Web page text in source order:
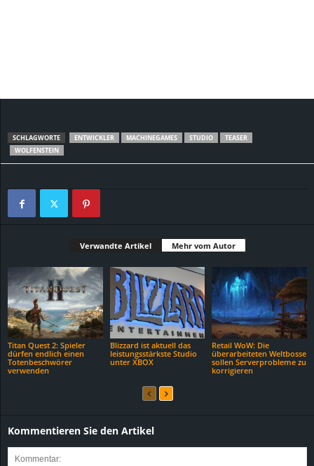
SCHLAGWORTE ENTWICKLER MACHINEGAMES STUDIO
TEASER
WOLFENSTEIN
Verwandte Artikel Mehr vom Autor
Titan Quest 2: Spieler
dürfen endlich einen
Totenbeschwörer
verwenden
Blizzard ist aktuell das
leistungsstärkste Studio
unter XBOX
Retail WoW: Die
überarbeiteten Weltbosse
sollen Serverprobleme zu
korrigieren
Kommentieren Sie den Artikel